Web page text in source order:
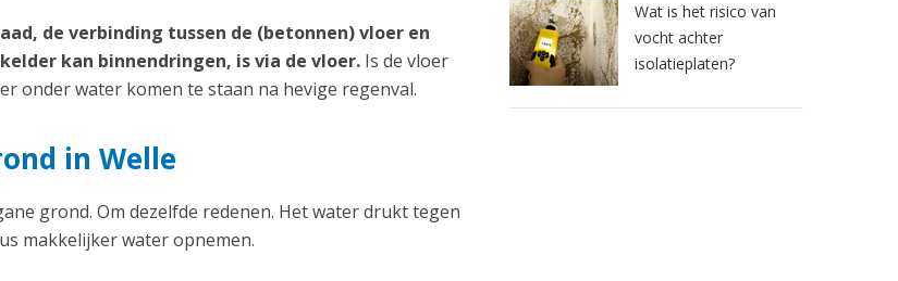
de verbinding tussen de (betonnen) vloer en
kan binnendringen, is via de vloer. Is de vloer
onder water komen te staan na hevige regenval.
in Welle
grond. Om dezelfde redenen. Het water drukt tegen
makkelijker water opnemen.
Wat is het risico van
vocht achter
isolatieplaten?